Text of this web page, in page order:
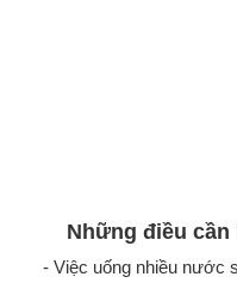
Những điều
- Việc uống nhiều nước